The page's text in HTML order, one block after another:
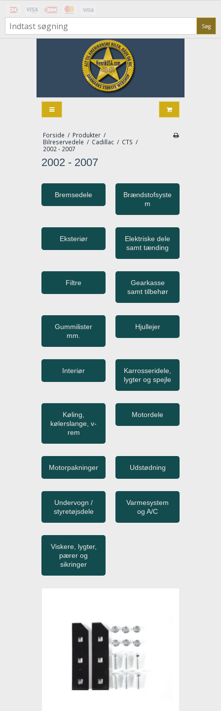
Søg
Forside / Produkter /
Bilreservedele / Cadillac / CTS /
2002 - 2007
2002 - 2007
Bremsedele
Brændstofsyste
m
Eksteriør
Elektriske dele
samt tænding
Filtre
Gearkasse
samt tilbehør
Gummilister
mm.
Hjullejer
Interiør
Karrosseridele,
lygter og spejle
Køling,
kølerslange, v-
rem
Motordele
Motorpakninger Udstødning
Undervogn /
styretøjsdele
Varmesystem
og A/C
Viskere, lygter,
pærer og
sikringer